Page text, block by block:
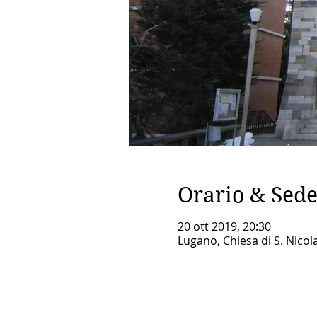
Orario & Sede
20 ott 2019, 20:30
Lugano, Chiesa di S.